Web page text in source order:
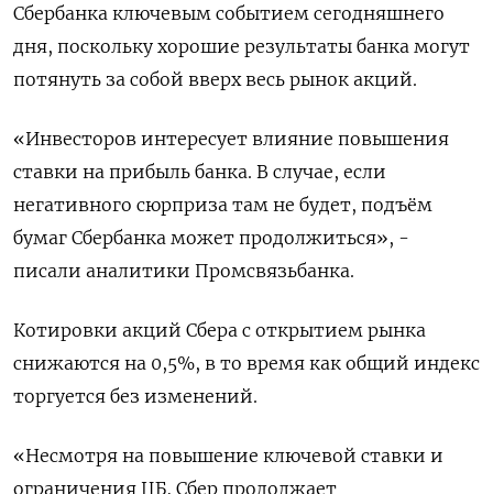
Сбербанка ключевым событием сегодняшнего
дня, поскольку хорошие результаты банка могут
потянуть за собой вверх весь рынок акций.
«Инвесторов интересует влияние повышения
ставки на прибыль банка. В случае, если
негативного сюрприза там не будет, подъём
бумаг Сбербанка может продолжиться», -
писали аналитики Промсвязьбанка.
Котировки акций Сбера с открытием рынка
снижаются на 0,5%, в то время как общий индекс
торгуется без изменений.
«Несмотря на повышение ключевой ставки и
ограничения ЦБ, Сбер продолжает